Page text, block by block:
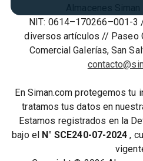
Derecho de
Términos y
NIT: 0614–170266–001-3
diversos artículos // Paseo
Comercial Galerías, San
En Siman.com protegemos tu
tratamos tus datos en
Estamos registrados en la
bajo el N° SCE240-07-2024 ,